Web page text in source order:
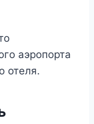
аэропорта
отеля.